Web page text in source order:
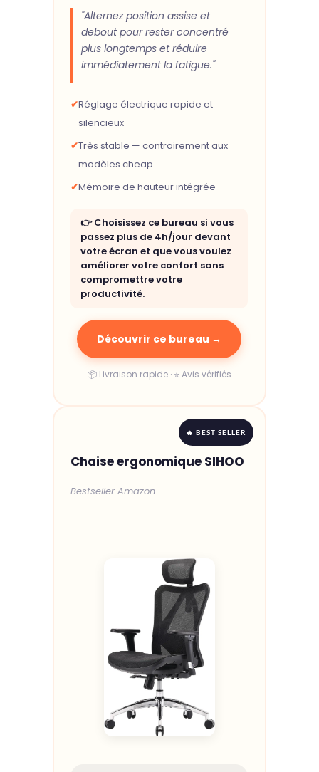
"Alternez position assise et
debout pour rester concentré
plus longtemps et réduire
immédiatement la fatigue."
✔Réglage électrique rapide et
silencieux
✔Très stable — contrairement aux
modèles cheap
✔Mémoire de hauteur intégrée
👉 Choisissez ce bureau si vous
passez plus de 4h/jour devant
votre écran et que vous voulez
améliorer votre confort sans
compromettre votre
productivité.
Découvrir ce bureau →
📦 Livraison rapide · ⭐ Avis vérifiés
🔥 BEST SELLER
Chaise ergonomique SIHOO
Bestseller Amazon